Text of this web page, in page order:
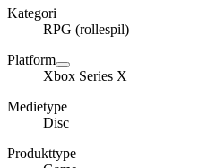
Kategori
RPG (rollespil)
Platform
Xbox Series X
Medietype
Disc
Produkttype